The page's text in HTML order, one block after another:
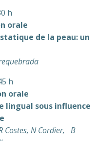
h
orale
de la peau: un
h
orale
lingual sous influence
Costes, N Cordier, B